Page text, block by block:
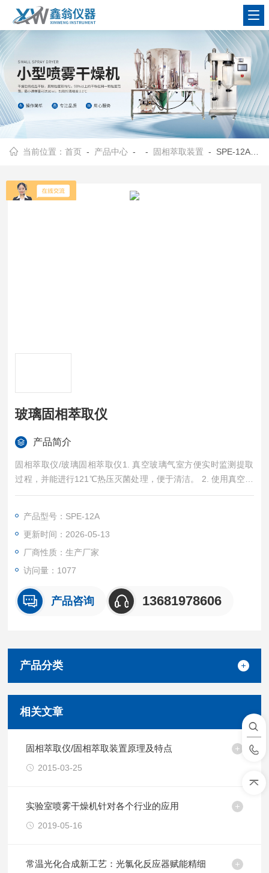
查看更多
当前位置：首页 - 产品中心 - - 固相萃取装置 - SPE-12A玻璃固相萃取仪
玻璃固相萃取仪
产品简介
固相萃取仪/玻璃固相萃取仪1. 真空玻璃气室方便实时监测提取
过程，并能进行121℃热压灭菌处理，便于清洁。 2. 使用真空表
和排气阀优化样品流速。 3. 配有多种孔径支撑盘满足大多数采
配有托盘保护玻璃真空气室，防止其磨损。 5. 每路配有一个进
口调节阀，可根据试验要求调节流速。
产品型号：SPE-12A
更新时间：2026-05-13
厂商性质：生产厂家
访问量：1077
产品咨询 13681978606
产品分类
相关文章
固相萃取仪/固相萃取装置原理及特点
2015-03-25
实验室喷雾干燥机针对各个行业的应用
2019-05-16
常温光化合成新工艺：光氯化反应器赋能精细